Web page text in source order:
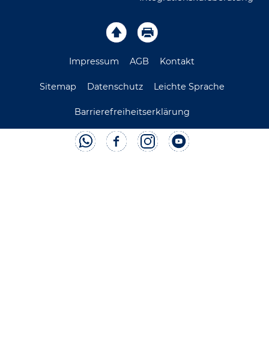
Impressum AGB Kontakt
Sitemap Datenschutz Leichte Sprache
Barrierefreiheitserklärung